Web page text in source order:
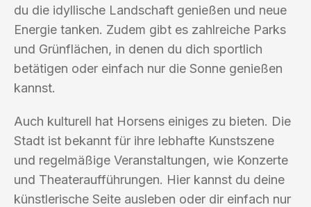
du die idyllische Landschaft genießen und neue
Energie tanken. Zudem gibt es zahlreiche Parks
und Grünflächen, in denen du dich sportlich
betätigen oder einfach nur die Sonne genießen
kannst.
Auch kulturell hat Horsens einiges zu bieten. Die
Stadt ist bekannt für ihre lebhafte Kunstszene
und regelmäßige Veranstaltungen, wie Konzerte
und Theateraufführungen. Hier kannst du deine
künstlerische Seite ausleben oder dir einfach nur